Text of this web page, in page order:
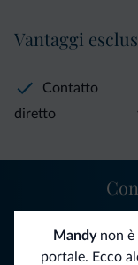
Mandynon è
portale. Ecco
Vantaggi
Contatto
diretto